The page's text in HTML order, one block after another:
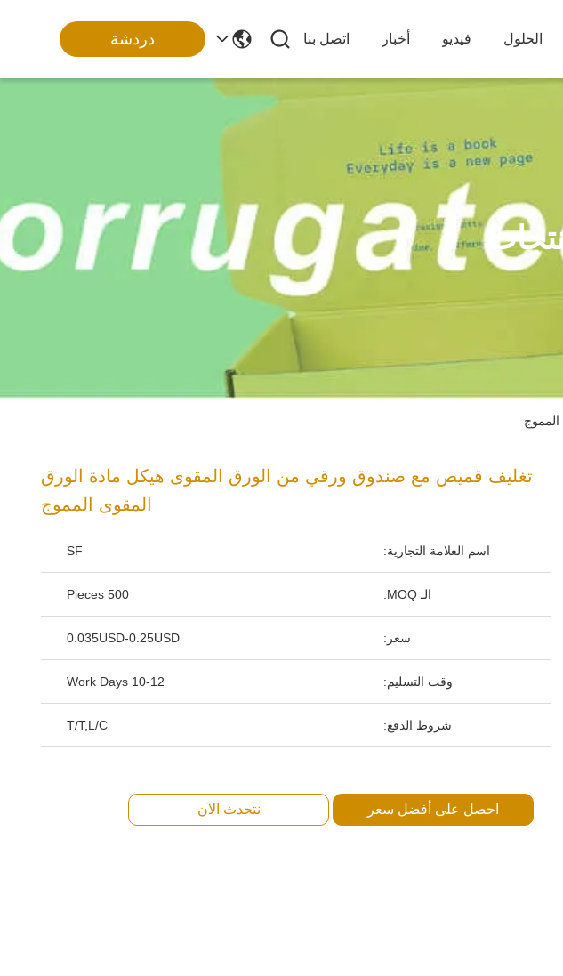
الحلول فيديو أخبار اتصل بنا دردشة
تغليف قميص مع صندوق ورقي من الورق المقوى هيكل مادة الورق
المقوى المموج
اسم العلامة التجارية: SF
الـ MOQ: 500 Pieces
سعر: 0.035USD-0.25USD
وقت التسليم: 10-12 Work Days
شروط الدفع: T/T,L/C
احصل على أفضل سعر نتحدث الآن